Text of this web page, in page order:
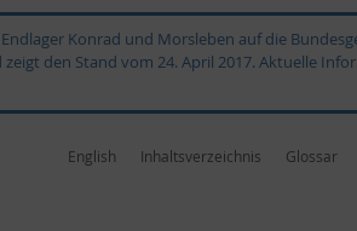
Konrad und Morsleben auf die
den Stand vom 24. April 2017. Aktuelle
English In­halts­ver­zeich­nis Glossar